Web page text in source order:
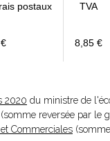
postaux TVA
8,85 €
2020 du ministre de
reversée par le
Commerciales